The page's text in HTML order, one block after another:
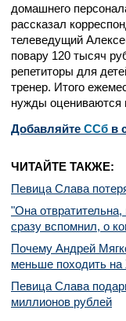
домашнего
рассказал
телеведущий
повару 120 тысяч
репетиторы для
тренер. Итого
нужды оцениваются
Добавляйте CСб в
ЧИТАЙТЕ ТАКЖЕ:
Певица Слава
"Она
сразу вспомнил, о
Почему Андрей
меньше походить
Певица Слава
миллионов рублей